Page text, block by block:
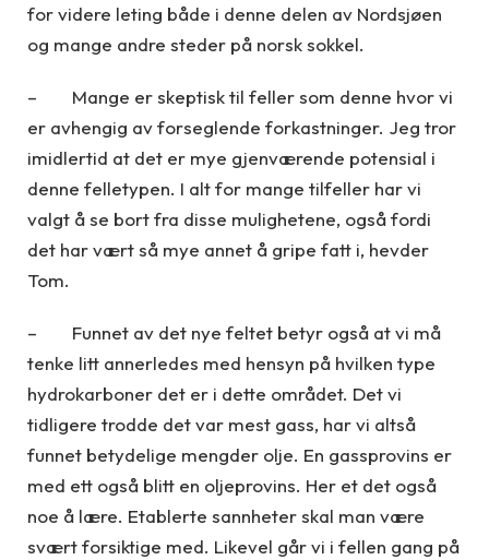
for videre leting både i denne delen av Nordsjøen
og mange andre steder på norsk sokkel.
– Mange er skeptisk til feller som denne hvor vi
er avhengig av forseglende forkastninger. Jeg tror
imidlertid at det er mye gjenværende potensial i
denne felletypen. I alt for mange tilfeller har vi
valgt å se bort fra disse mulighetene, også fordi
det har vært så mye annet å gripe fatt i, hevder
Tom.
– Funnet av det nye feltet betyr også at vi må
tenke litt annerledes med hensyn på hvilken type
hydrokarboner det er i dette området. Det vi
tidligere trodde det var mest gass, har vi altså
funnet betydelige mengder olje. En gassprovins er
med ett også blitt en oljeprovins. Her et det også
noe å lære. Etablerte sannheter skal man være
svært forsiktige med. Likevel går vi i fellen gang på